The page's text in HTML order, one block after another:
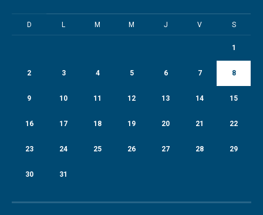
D L M M J V S
1
2 3 4 5 6 7 8
9 10 11 12 13 14 15
16 17 18 19 20 21 22
23 24 25 26 27 28 29
30 31